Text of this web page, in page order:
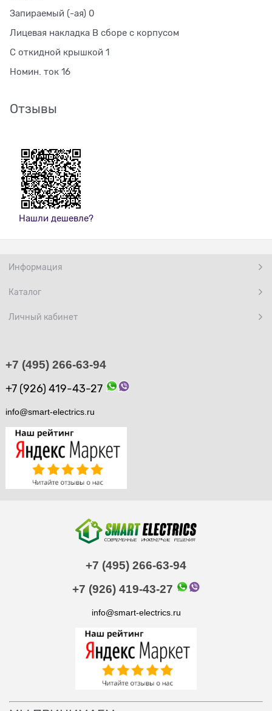
Запираемый (-ая) 0
Лицевая накладка В сборе с корпусом
С откидной крышкой 1
Номин. ток 16
Отзывы
Нашли дешевле?
Информация
Каталог
Личный кабинет
+7 (495) 266-63-94
+7 (926) 419-43-27
info@smart-electrics.ru
+7 (495) 266-63-94
+7 (926) 419-43-27
info@smart-electrics.ru